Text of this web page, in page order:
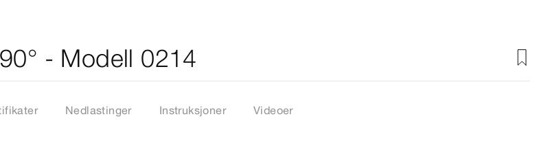
- Modell 0214
Nedlastinger Instruksjoner Videoer